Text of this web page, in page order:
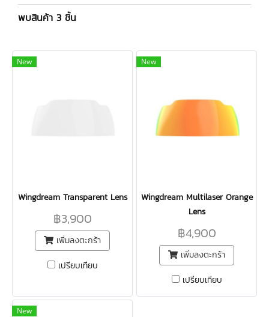
พบสินค้า 3 ชิ้น
New
Wingdream Transparent Lens
฿3,900
เพิ่มลงตะกร้า
เปรียบเทียบ
New
Wingdream Multilaser Orange
Lens
฿4,900
เพิ่มลงตะกร้า
เปรียบเทียบ
New